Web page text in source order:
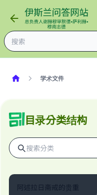
目录分类结构
阿述拉日斋戒的贵重
学术文件